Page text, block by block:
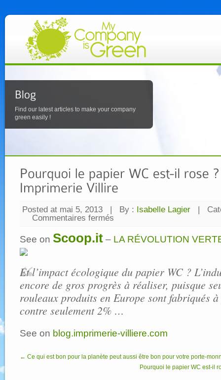
Find our latest articles to make your company
green easily !
Posted at mai 5, 2013 | By : Isabelle Lagier |
Commentaires fermés
WC
est-
L’éco-
blog
Imprimerie
See on Scoop.it – LA RÉVOLUTION
Et l’impact écologique du papier WC ?
encore de gros progrès à réaliser, puisque
rouleaux produits en Europe sont fabriqués
contre seulement 2% …
See on blog.imprimerie-villiere.com
← Ce qui est bon pour la planète peut aussi être bon pour votre porte-
Pourquoi le papier WC est-il